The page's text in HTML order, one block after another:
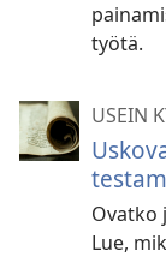
työtä.
USEIN
Ovatko
Lue,